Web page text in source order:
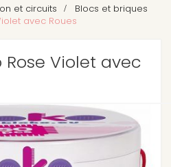
et circuits >
Blocs et briques
avec Roues
Rose Violet avec